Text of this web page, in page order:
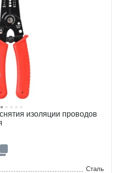
изоляции проводов
Сталь